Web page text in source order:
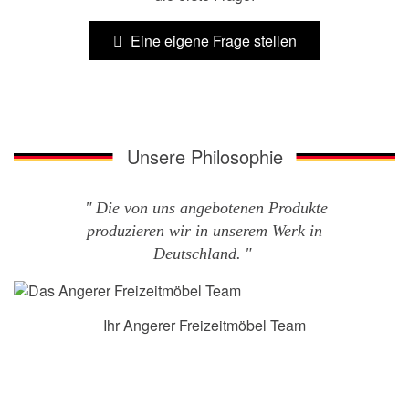
Eine eigene Frage stellen
Unsere Philosophie
Die von uns angebotenen Produkte
produzieren wir in unserem Werk in
Deutschland.
Ihr Angerer Freizeitmöbel Team